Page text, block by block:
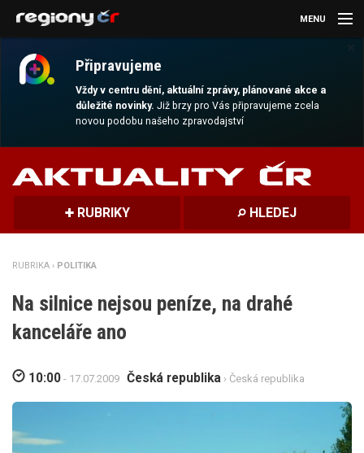
Připravujeme
Vždy v centru dění, aktuální zprávy, plánované akce a
důležité novinky.Již brzy pro Vás připravujeme zcela
novou podobu našeho zpravodajství
MENU
AKTUALITY
MAGAZÍN
DALŠÍ
REGION
RUBRIKY HLEDEJ
RUBRIKA › POLITIKA
Na silnice nejsou peníze, na drahé
kanceláře ano
10:00 - 17.07.2009 Česká republika › Česká republika